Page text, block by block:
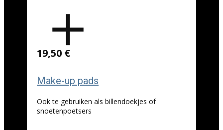
19,50 €
Make-up pads
Ook te gebruiken als billendoekjes of
snoetenpoetsers